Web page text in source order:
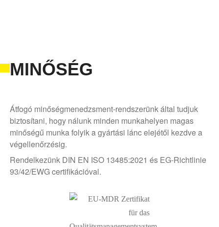
MINŐSÉG
Átfogó minőségmenedzsment-rendszerünk által tudjuk
biztosítani, hogy nálunk minden munkahelyen magas
minőségű munka folyik a gyártási lánc elejétől kezdve a
végellenőrzésig.
Rendelkezünk DIN EN ISO 13485:2021 és EG-Richtlinie
93/42/EWG certifikációval.